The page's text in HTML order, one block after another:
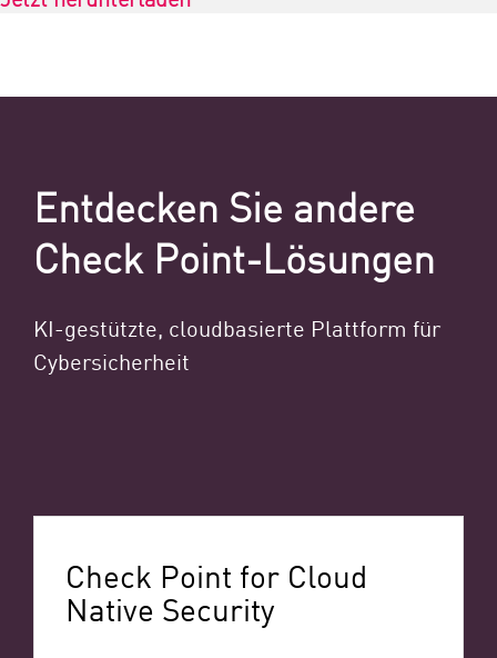
Entdecken Sie andere
Check Point-Lösungen
KI-gestützte, cloudbasierte Plattform für
Cybersicherheit
Check Point for Cloud
Native Security